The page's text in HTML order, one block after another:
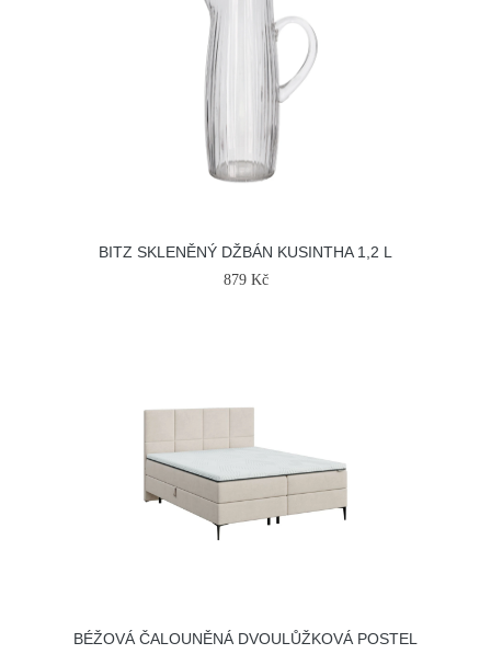
BITZ SKLENĚNÝ DŽBÁN KUSINTHA 1,2 L
879 Kč
BÉŽOVÁ ČALOUNĚNÁ DVOULŮŽKOVÁ POSTEL